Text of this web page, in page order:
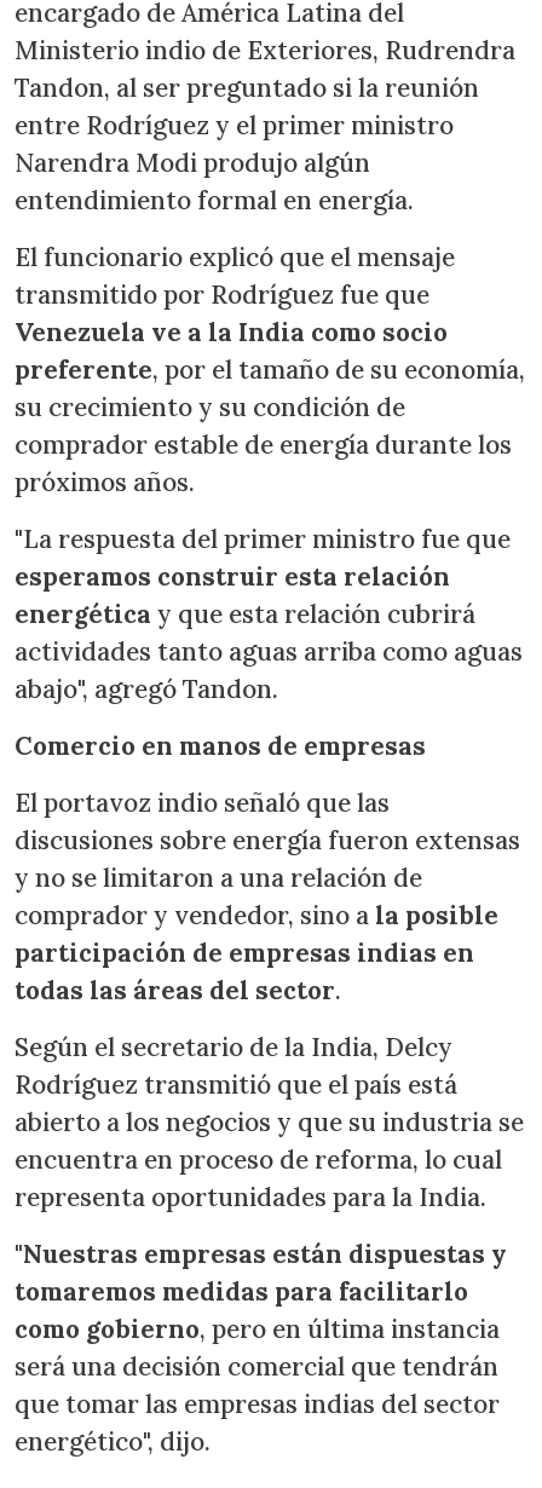
encargado de América Latina del
Ministerio indio de Exteriores, Rudrendra
Tandon, al ser preguntado si la reunión
entre Rodríguez y el primer ministro
Narendra Modi produjo algún
entendimiento formal en energía.
El funcionario explicó que el mensaje
transmitido por Rodríguez fue que
Venezuela ve a la India como socio
preferente, por el tamaño de su economía,
su crecimiento y su condición de
comprador estable de energía durante los
próximos años.
"La respuesta del primer ministro fue que
esperamos construir esta relación
energética y que esta relación cubrirá
actividades tanto aguas arriba como aguas
abajo", agregó Tandon.
Comercio en manos de empresas
El portavoz indio señaló que las
discusiones sobre energía fueron extensas
y no se limitaron a una relación de
comprador y vendedor, sino a la posible
participación de empresas indias en
todas las áreas del sector.
Según el secretario de la India, Delcy
Rodríguez transmitió que el país está
abierto a los negocios y que su industria se
encuentra en proceso de reforma, lo cual
representa oportunidades para la India.
"Nuestras empresas están dispuestas y
tomaremos medidas para facilitarlo
como gobierno, pero en última instancia
será una decisión comercial que tendrán
que tomar las empresas indias del sector
energético", dijo.